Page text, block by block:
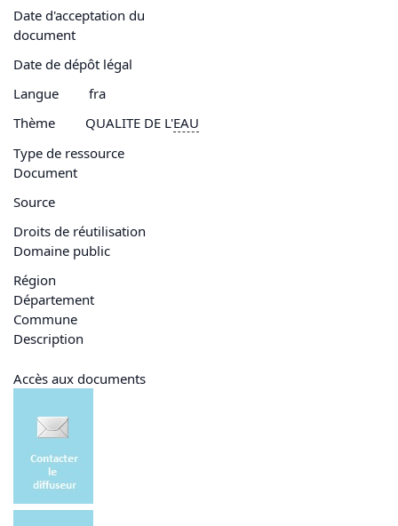
Date d'acceptation du
document
Date de dépôt légal
Langue
fra
Thème
QUALITE DE L'EAU
Type de ressource
Document
Source
Droits de réutilisation
Domaine public
Région
Département
Commune
Description
Accès aux documents